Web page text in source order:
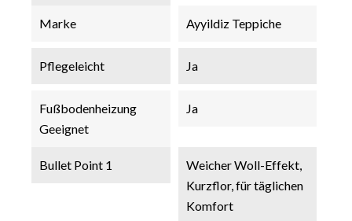
Marke Ayyildiz Teppiche
Pflegeleicht Ja
Fußbodenheizung
Geeignet
Ja
Bullet Point 1
Weicher Woll-Effekt,
Kurzflor, für täglichen
Komfort